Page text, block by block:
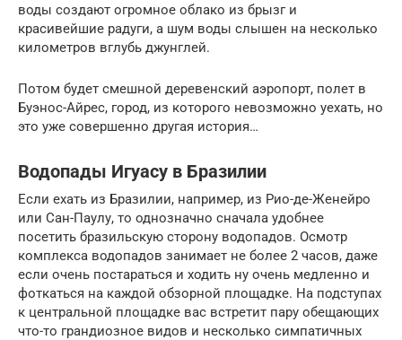
воды создают огромное облако из брызг и
красивейшие радуги, а шум воды слышен на несколько
километров вглубь джунглей.
Потом будет смешной деревенский аэропорт, полет в
Буэнос-Айрес, город, из которого невозможно уехать, но
это уже совершенно другая история…
Водопады Игуасу в Бразилии
Если ехать из Бразилии, например, из Рио-де-Женейро
или Сан-Паулу, то однозначно сначала удобнее
посетить бразильскую сторону водопадов. Осмотр
комплекса водопадов занимает не более 2 часов, даже
если очень постараться и ходить ну очень медленно и
фоткаться на каждой обзорной площадке. На подступах
к центральной площадке вас встретит пару обещающих
что-то грандиозное видов и несколько симпатичных